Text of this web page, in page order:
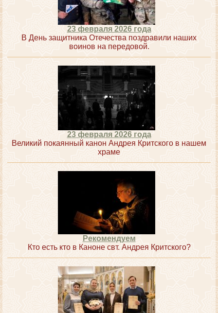
23 февраля 2026 года
В День защитника Отечества поздравили наших
воинов на передовой.
23 февраля 2026 года
Великий покаянный канон Андрея Критского в нашем
храме
Рекомендуем
Кто есть кто в Каноне свт. Андрея Критского?